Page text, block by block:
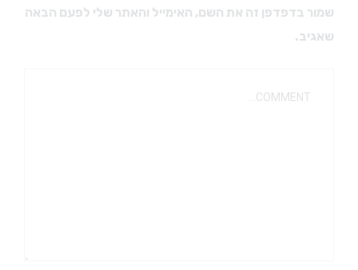
שמור בדפדפן זה את השם, האימייל והאתר שלי לפעם הבאה
שאגיב.